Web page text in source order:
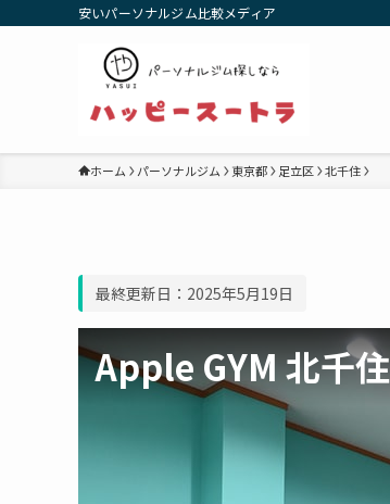
安いパーソナルジム比較メディア
ホーム パーソナルジム 東京都 足立区 北千住
最終更新日：2025年5月19日
Apple GYM 北千